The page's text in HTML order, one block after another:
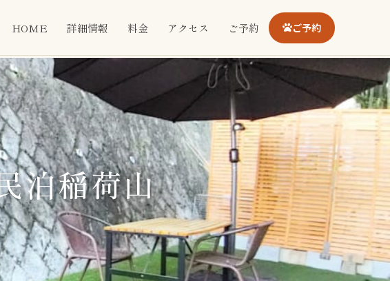
HOME 詳細情報 料金 アクセス ご予約 ご予約
泊稲荷山